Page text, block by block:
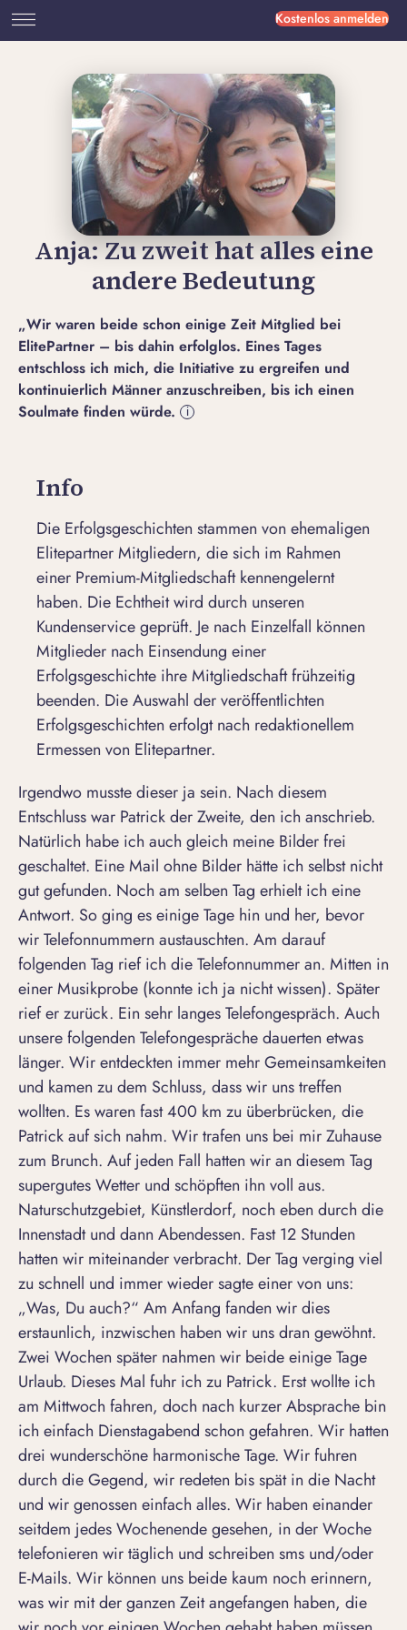
Kostenlos anmelden
Anja: Zu zweit hat alles eine
andere Bedeutung
„Wir waren beide schon einige Zeit Mitglied bei
ElitePartner – bis dahin erfolglos. Eines Tages
entschloss ich mich, die Initiative zu ergreifen und
kontinuierlich Männer anzuschreiben, bis ich einen
Soulmate finden würde.
i
Info
Die Erfolgsgeschichten stammen von ehemaligen
Elitepartner Mitgliedern, die sich im Rahmen
einer Premium-Mitgliedschaft kennengelernt
haben. Die Echtheit wird durch unseren
Kundenservice geprüft. Je nach Einzelfall können
Mitglieder nach Einsendung einer
Erfolgsgeschichte ihre Mitgliedschaft frühzeitig
beenden. Die Auswahl der veröffentlichten
Erfolgsgeschichten erfolgt nach redaktionellem
Ermessen von Elitepartner.
Irgendwo musste dieser ja sein. Nach diesem
Entschluss war Patrick der Zweite, den ich anschrieb.
Natürlich habe ich auch gleich meine Bilder frei
geschaltet. Eine Mail ohne Bilder hätte ich selbst nicht
gut gefunden. Noch am selben Tag erhielt ich eine
Antwort. So ging es einige Tage hin und her, bevor
wir Telefonnummern austauschten. Am darauf
folgenden Tag rief ich die Telefonnummer an. Mitten in
einer Musikprobe (konnte ich ja nicht wissen). Später
rief er zurück. Ein sehr langes Telefongespräch. Auch
unsere folgenden Telefongespräche dauerten etwas
länger. Wir entdeckten immer mehr Gemeinsamkeiten
und kamen zu dem Schluss, dass wir uns treffen
wollten. Es waren fast 400 km zu überbrücken, die
Patrick auf sich nahm. Wir trafen uns bei mir Zuhause
zum Brunch. Auf jeden Fall hatten wir an diesem Tag
supergutes Wetter und schöpften ihn voll aus.
Naturschutzgebiet, Künstlerdorf, noch eben durch die
Innenstadt und dann Abendessen. Fast 12 Stunden
hatten wir miteinander verbracht. Der Tag verging viel
zu schnell und immer wieder sagte einer von uns:
„Was, Du auch?“ Am Anfang fanden wir dies
erstaunlich, inzwischen haben wir uns dran gewöhnt.
Zwei Wochen später nahmen wir beide einige Tage
Urlaub. Dieses Mal fuhr ich zu Patrick. Erst wollte ich
am Mittwoch fahren, doch nach kurzer Absprache bin
ich einfach Dienstagabend schon gefahren. Wir hatten
drei wunderschöne harmonische Tage. Wir fuhren
durch die Gegend, wir redeten bis spät in die Nacht
und wir genossen einfach alles. Wir haben einander
seitdem jedes Wochenende gesehen, in der Woche
telefonieren wir täglich und schreiben sms und/oder
E-Mails. Wir können uns beide kaum noch erinnern,
was wir mit der ganzen Zeit angefangen haben, die